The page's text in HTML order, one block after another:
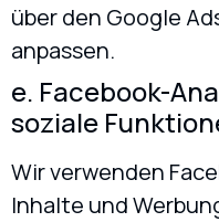
über den Google
anpassen.
e. Facebook-
soziale
Wir verwenden
Inhalte und